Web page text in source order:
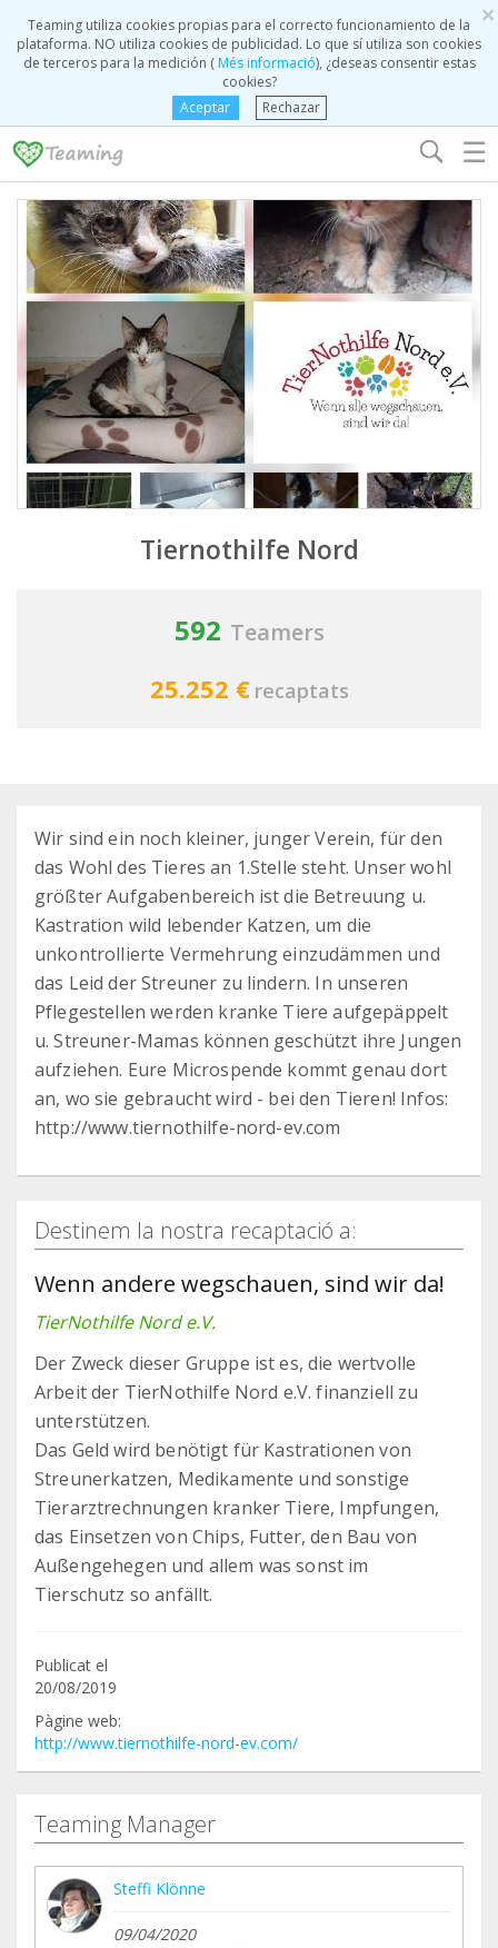
×
Teaming utiliza cookies propias para el correcto funcionamiento de la
plataforma. NO utiliza cookies de publicidad. Lo que sí utiliza son cookies
de terceros para la medición (Més informació), ¿deseas consentir estas
cookies?
Aceptar
Rechazar
☰
Tiernothilfe Nord
592 Teamers
25.252 € recaptats
Wir sind ein noch kleiner, junger Verein, für den
das Wohl des Tieres an 1.Stelle steht. Unser wohl
größter Aufgabenbereich ist die Betreuung u.
Kastration wild lebender Katzen, um die
unkontrollierte Vermehrung einzudämmen und
das Leid der Streuner zu lindern. In unseren
Pflegestellen werden kranke Tiere aufgepäppelt
u. Streuner-Mamas können geschützt ihre Jungen
aufziehen. Eure Microspende kommt genau dort
an, wo sie gebraucht wird - bei den Tieren! Infos:
http://www.tiernothilfe-nord-ev.com
Destinem la nostra recaptació a:
Wenn andere wegschauen, sind wir da!
TierNothilfe Nord e.V.
Der Zweck dieser Gruppe ist es, die wertvolle
Arbeit der TierNothilfe Nord e.V. finanziell zu
unterstützen.
Das Geld wird benötigt für Kastrationen von
Streunerkatzen, Medikamente und sonstige
Tierarztrechnungen kranker Tiere, Impfungen,
das Einsetzen von Chips, Futter, den Bau von
Außengehegen und allem was sonst im
Tierschutz so anfällt.
Publicat el
20/08/2019
Pàgine web:
http://www.tiernothilfe-nord-ev.com/
Teaming Manager
Steffi Klönne
09/04/2020